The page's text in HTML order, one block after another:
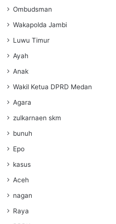
Ombudsman
Wakapolda Jambi
Luwu Timur
Ayah
Anak
Wakil Ketua DPRD Medan
Agara
zulkarnaen skm
bunuh
Epo
kasus
Aceh
nagan
Raya